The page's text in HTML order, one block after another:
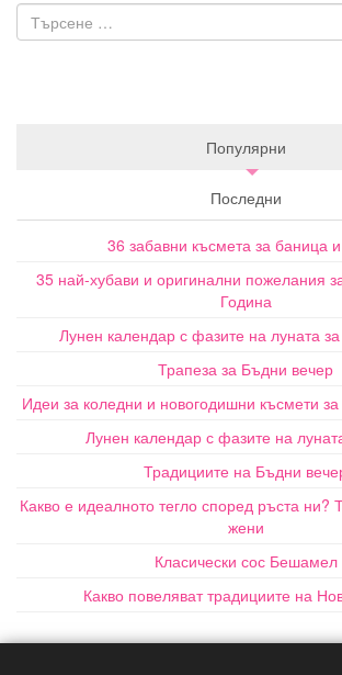
Популярни
Последни
36 забавни късмета за баница
35 най-хубави и оригинални пожелания
Година
Лунен календар с фазите на луната
Трапеза за Бъдни вечер
Идеи за коледни и новогодишни късмети
Лунен календар с фазите на
Традициите на Бъдни
Какво е идеалното тегло според ръста ни?
жени
Класически сос Бешамел
Какво повеляват традициите на